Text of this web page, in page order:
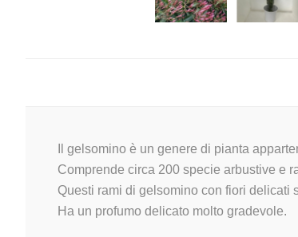
Il gelsomino è un genere di pianta
Comprende circa 200 specie arbustive e
Questi rami di gelsomino con fiori delicati
Ha un profumo delicato molto gradevole.